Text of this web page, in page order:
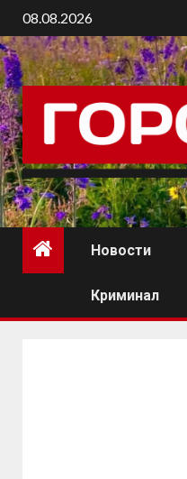
08.08.2026
Новости
Криминал